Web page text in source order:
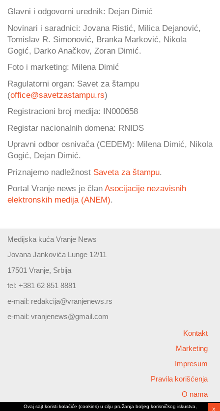
Glavni i odgovorni urednik: Dejan Dimić
Novinari i saradnici: Jovana Ristić, Milica Dejanović,
Tomislav R. Simonović, Branka Marković, Nikola
Gogić, Darko Anačkov, Zoran Dimić.
Foto i marketing: Milena Dimić
Ragulatorni organ: Savet za štampu
(office@savetzastampu.rs)
Registracioni broj medija: IN000658
Registar nacionalnih domena: RNIDS
Upravni odbor osnivača (CEDEM): Milena Dimić, Nikola
Gogić, Dejan Dimić.
Priznajemo nadležnost Saveta za štampu
Portal Vranje news je član Asocijacije nezavisnih
elektronskih medija (ANEM).
Medijska kuća Vranje News
Jovana Jankovića Lunge 12/11
17501 Vranje, Srbija
tel: +381 62 851 8881
e-mail: redakcija@vranjenews.rs
e-mail: vranjenews@gmail.com
Kontakt
Marketing
Impresum
Pravila korišćenja
O nama
Ovaj sajt koristi kolačiće (cookies) u cilju pružanja boljeg korisničkog iskustva,
X